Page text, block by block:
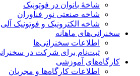
شاخۀ بانوان در فوتونیک
شاخه صنعتی نور فناوران
شاخه‌ الکترونیک و فوتونیک آلی
سخنرانی‌های ماهانه
اطلاعات سخنرانی‌‌ها
ثبت‌نام برای شرکت در سخنرانی
کارگاه‌های آموزشی
اطلاعات کارگاه‌ها و مجریان